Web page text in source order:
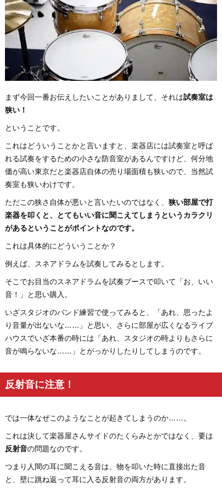
まず今回一番お伝えしたいことがありまして、それは試奏室は
狭い！
ということです。
これはどういうことかと言いますと、楽器店には試奏室と呼ば
れる試奏をするための小さな防音室があるんですけど、何分地
価が高い東京だと楽器店自体の売り場面積も狭いので、当然試
奏室も狭いわけです。
ただこの狭さ自体が悪いと言いたいのではなく、 狭い部屋で打
楽器を叩くと、とてもいい音に聞こえてしまうというカラクリ
があるということがポイントなのです。
これは具体的にどういうことか？
例えば、スネアドラムを試奏してみるとします。
そこでお目当のスネアドラムを試奏ブースで叩いて「お、いい
音！」と思い購入。
いざスタジオのバンド練習で使ってみると、「あれ、思ったよ
り音量が出ないな……」と思い、さらに部屋が広くなるライブ
ハウスでいざ本番の時には「あれ、スタジオの時よりもさらに
音が鳴らないな……」とがっかりしたりしてしまうのです。
反射音に注意！
では一体なぜこのようなことが起きてしまうのか……。
これは決して楽器屋さんサイドのたくらみとかではなく、要は
反射音の問題なのです。
つまり人間の耳に聞こえる音は、物を叩いた時に直接出た音
と、壁に跳ね返って耳に入る反射音の両方があります。